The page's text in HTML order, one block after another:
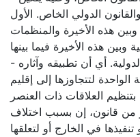
الدولي الخاص. الأول
وبين هذه الأخيرة والمنظمات
وبين هذه الأخيرة فيما بينها.
- إنه قانون مطبق في العلاقات الدولية. أي أن تطبيقه وآثاره
لتتجاوزها إلى إقليم
العلاقات ذات العنصر
من قانون، إن بسبب اختلاف
في الخارج أو لتعلقها